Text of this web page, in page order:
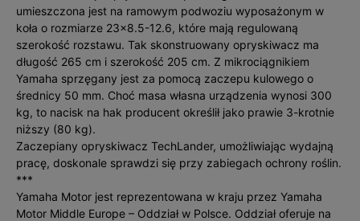
umieszczona jest na ramowym podwoziu wyposażonym w
koła o rozmiarze 23×8.5-12.6, które mają regulowaną
szerokość rozstawu. Tak skonstruowany opryskiwacz ma
długość 265 cm i szerokość 205 cm. Z mikrociągnikiem
Yamaha sprzęgany jest za pomocą zaczepu kulowego o
średnicy 50 mm. Choć masa własna urządzenia wynosi 300
kg, to nacisk na hak producent określił jako prawie 3-krotnie
niższy (80 kg).
Zaczepiany opryskiwacz TechLander, umożliwiając wydajną
pracę, doskonale sprawdzi się przy zabiegach ochrony roślin.
***
Yamaha Motor jest reprezentowana w kraju przez Yamaha
Motor Middle Europe – Oddział w Polsce. Oddział oferuje na